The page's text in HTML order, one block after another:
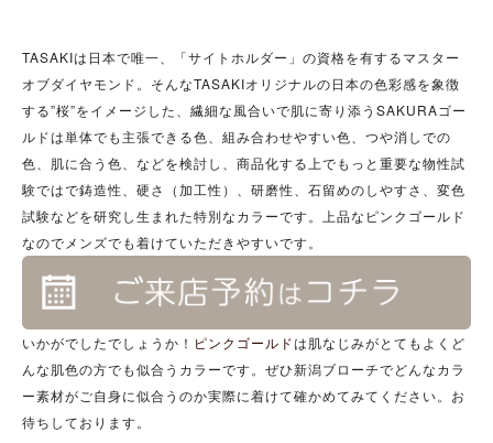
TASAKIは日本で唯一、「サイトホルダー」の資格を有するマスター
オブダイヤモンド。そんなTASAKIオリジナルの日本の色彩感を象徴
する”桜”をイメージした、繊細な風合いで肌に寄り添うSAKURAゴー
ルドは単体でも主張できる色、組み合わせやすい色、つや消しでの
色、肌に合う色、などを検討し、商品化する上でもっと重要な物性試
験ではで鋳造性、硬さ（加工性）、研磨性、石留めのしやすさ、変色
試験などを研究し生まれた特別なカラーです。上品なピンクゴールド
なのでメンズでも着けていただきやすいです。
いかがでしたでしょうか！ ピンクゴールドは肌なじみがとてもよくど
んな肌色の方でも似合うカラーです。ぜひ新潟ブローチでどんなカラ
ー素材がご自身に似合うのか実際に着けて確かめてみてください。お
待ちしております。